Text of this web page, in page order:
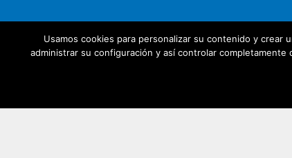
Usamos cookies para personalizar su contenido y crear
administrar su configuración y así controlar